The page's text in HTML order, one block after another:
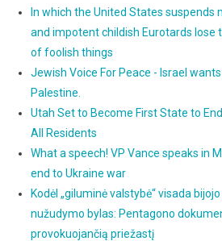
In which the United States suspends
and impotent childish Eurotards lose
of foolish things
Jewish Voice For Peace - Israel
Palestine.
Utah Set to Become First State to
All Residents
What a speech! VP Vance speaks in
end to Ukraine war
Kodėl „giluminė valstybė“ visada
nužudymo bylas: Pentagono
provokuojančią priežastį